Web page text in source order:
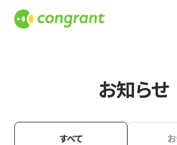
お知らせ
すべて